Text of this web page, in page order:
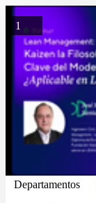
1
Departamentos